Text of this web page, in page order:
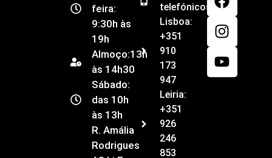
feira:
9:30h às
19h
Almoço:13h
às 14h30
Sábado:
das 10h
às 13h
R. Amália
Rodrigues
telefónicos
Lisboa:
+351
910
173
947
Leiria:
+351
926
246
853